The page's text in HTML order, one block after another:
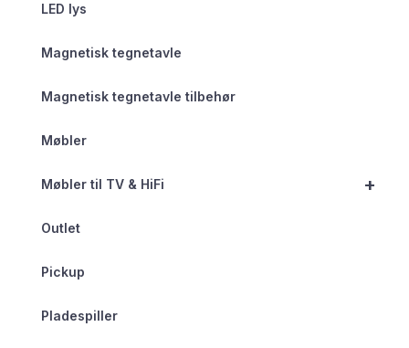
LED lys
Magnetisk tegnetavle
Magnetisk tegnetavle tilbehør
Møbler
+
Møbler til TV & HiFi
Outlet
Pickup
Pladespiller